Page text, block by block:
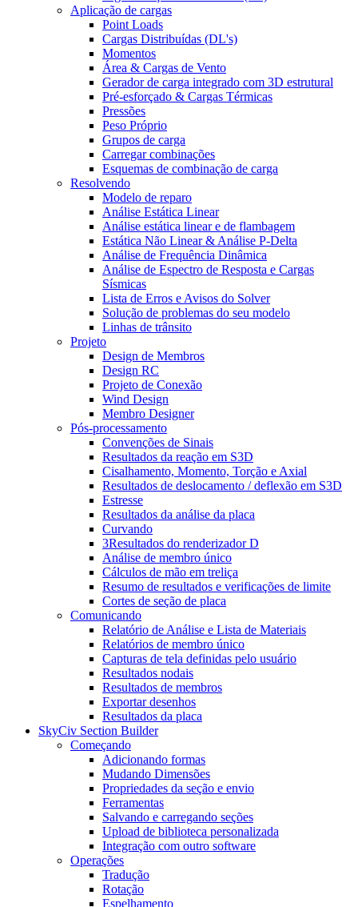
Aplicação de cargas
Point Loads
Cargas Distribuídas (DL's)
Momentos
Área & Cargas de Vento
Gerador de carga integrado com 3D estrutural
Pré-esforçado & Cargas Térmicas
Pressões
Peso Próprio
Grupos de carga
Carregar combinações
Esquemas de combinação de carga
Resolvendo
Modelo de reparo
Análise Estática Linear
Análise estática linear e de flambagem
Estática Não Linear & Análise P-Delta
Análise de Frequência Dinâmica
Análise de Espectro de Resposta e Cargas
Sísmicas
Lista de Erros e Avisos do Solver
Solução de problemas do seu modelo
Linhas de trânsito
Projeto
Design de Membros
Design RC
Projeto de Conexão
Wind Design
Membro Designer
Pós-processamento
Convenções de Sinais
Resultados da reação em S3D
Cisalhamento, Momento, Torção e Axial
Resultados de deslocamento / deflexão em S3D
Estresse
Resultados da análise da placa
Curvando
3Resultados do renderizador D
Análise de membro único
Cálculos de mão em treliça
Resumo de resultados e verificações de limite
Cortes de seção de placa
Comunicando
Relatório de Análise e Lista de Materiais
Relatórios de membro único
Capturas de tela definidas pelo usuário
Resultados nodais
Resultados de membros
Exportar desenhos
Resultados da placa
SkyCiv Section Builder
Começando
Adicionando formas
Mudando Dimensões
Propriedades da seção e envio
Ferramentas
Salvando e carregando seções
Upload de biblioteca personalizada
Integração com outro software
Operações
Tradução
Rotação
Espelhamento